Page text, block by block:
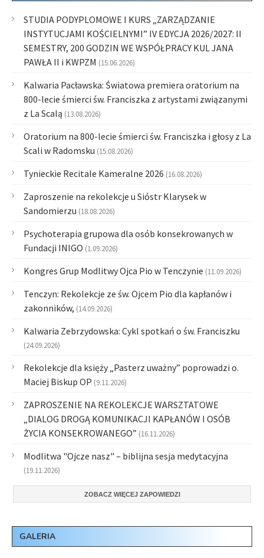
STUDIA PODYPLOMOWE I KURS „ZARZĄDZANIE
INSTYTUCJAMI KOŚCIELNYMI” IV EDYCJA 2026/2027: II
SEMESTRY, 200 GODZIN WE WSPÓŁPRACY KUL JANA
PAWŁA II i KWPZM (15.06.2026)
Kalwaria Pacławska: Światowa premiera oratorium na
800-lecie śmierci św. Franciszka z artystami związanymi
z La Scalą (13.08.2026)
Oratorium na 800-lecie śmierci św. Franciszka i głosy z La
Scali w Radomsku (15.08.2026)
Tynieckie Recitale Kameralne 2026 (16.08.2026)
Zaproszenie na rekolekcje u Sióstr Klarysek w
Sandomierzu (18.08.2026)
Psychoterapia grupowa dla osób konsekrowanych w
Fundacji INIGO (1.09.2026)
Kongres Grup Modlitwy Ojca Pio w Tenczynie (11.09.2026)
Tenczyn: Rekolekcje ze św. Ojcem Pio dla kapłanów i
zakonników, (14.09.2026)
Kalwaria Zebrzydowska: Cykl spotkań o św. Franciszku
(24.09.2026)
Rekolekcje dla księży „Pasterz uważny” poprowadzi o.
Maciej Biskup OP (9.11.2026)
ZAPROSZENIE NA REKOLEKCJE WARSZTATOWE
„DIALOG DROGĄ KOMUNIKACJI KAPŁANÓW I OSÓB
ŻYCIA KONSEKROWANEGO” (16.11.2026)
Modlitwa "Ojcze nasz" – biblijna sesja medytacyjna
(19.11.2026)
ZOBACZ WIĘCEJ ZAPOWIEDZI
GALERIA